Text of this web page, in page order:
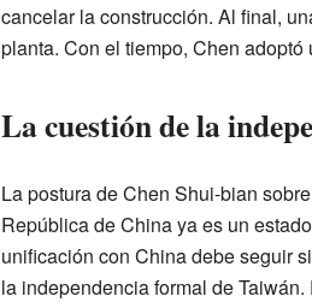
cancelar la construcción. Al final,
planta. Con el tiempo, Chen
La cuestión de la
La postura de Chen Shui-bian
República de China ya es un
unificación con China debe seguir
la independencia formal de